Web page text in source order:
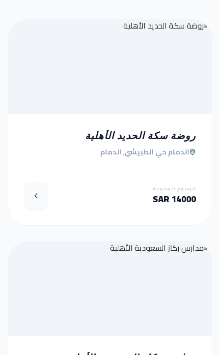
روضة سكة الحديد الأهلية
الدمام حي الطبيشي, الدمام
الرسوم السنوية
14000 SAR